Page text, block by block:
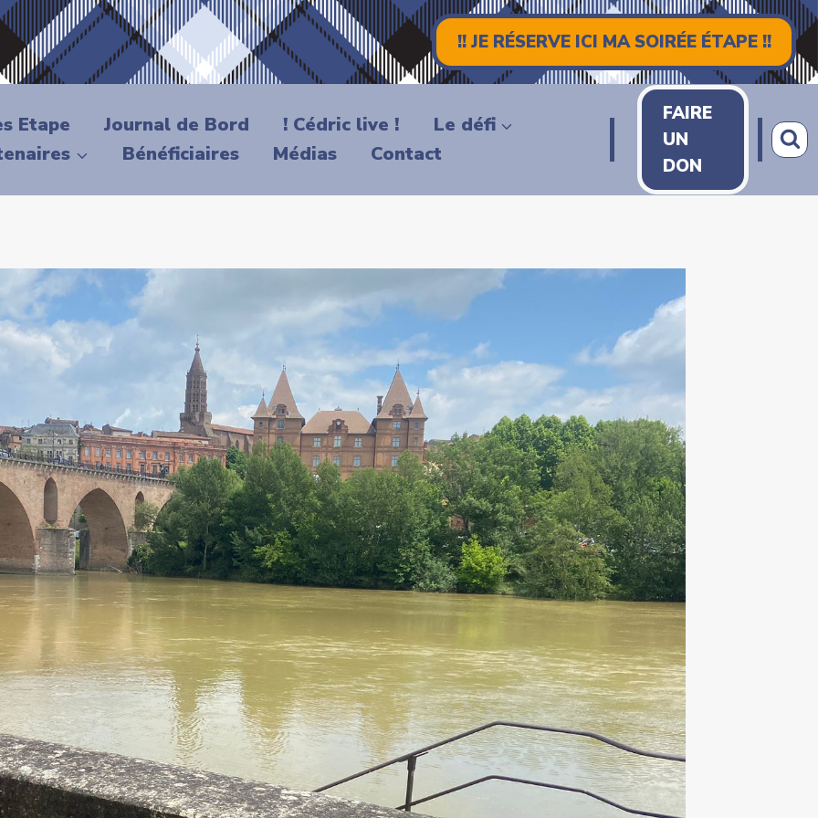
!! JE RÉSERVE ICI MA SOIRÉE ÉTAPE !!
Etape Journal de Bord ! Cédric live !
Le défi
Bénéficiaires Médias Contact
FAIRE
UN
DON